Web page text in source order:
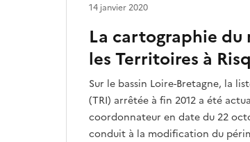
La cartographie du
les Territoires à
Sur le bassin Loire-Bretagne, la
(TRI) arrêtée à fin 2012 a été
coordonnateur en date du 22
conduit à la modification du
14 janvier 2020